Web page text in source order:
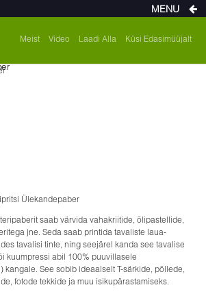
Meist Video Laadi Alla Küsi Edasimüüjalt
Ülekandepaber
saab värvida vahakriitide, õlipastellide,
jne. Seda saab printida tavaliste laua-
tavalisi tinte, ning seejärel kanda see tavalise
kuumpressi abil 100% puuvillasele
kangale. See sobib ideaalselt T-särkide, põllede,
fotode tekkide ja muu isikupärastamiseks.
MENU